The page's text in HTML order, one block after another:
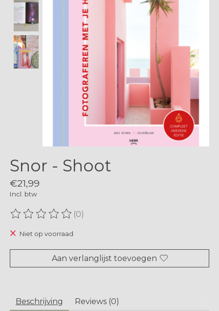
Snor - Shoot
€21,99
Incl. btw
De beoordeling van dit product is
(0)
Niet op voorraad
Aan verlanglijst toevoegen
Beschrijving Reviews (0)